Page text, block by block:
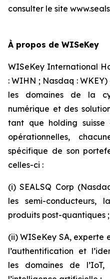
consulter le site
À propos de WISeKey
WISeKey International
: WIHN ; Nasdaq :
les domaines de la
numérique et des
tant que holding suisse
opérationnelles,
spécifique de son
celles-ci :
(i) SEALSQ Corp
les semi-conducteurs,
produits post-quantiques ;
(ii) WISeKey SA, experte
l’authentification et
les domaines de